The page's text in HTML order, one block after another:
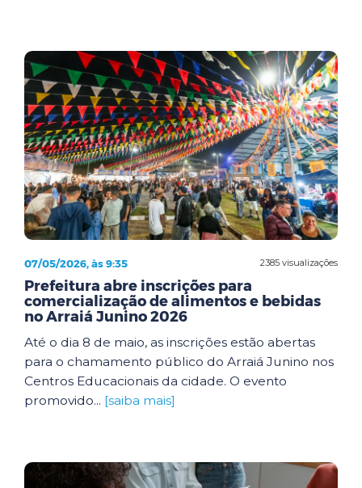
2385 visualizações
07/05/2026, às 9:35
Prefeitura abre inscrições para
comercialização de alimentos e bebidas
no Arraiá Junino 2026
Até o dia 8 de maio, as inscrições estão abertas
para o chamamento público do Arraiá Junino nos
Centros Educacionais da cidade. O evento
promovido... [saiba mais]